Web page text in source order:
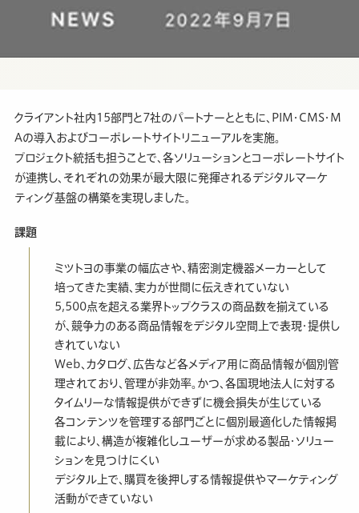
クライアント社内15部門と7社のパートナーとともに、PIM・CMS・M
Aの導入およびコーポレートサイトリニューアルを実施。
プロジェクト統括も担うことで、各ソリューションとコーポレートサイト
が連携し、それぞれの効果が最大限に発揮されるデジタルマーケ
ティング基盤の構築を実現しました。
課題
ミツトヨの事業の幅広さや、精密測定機器メーカーとして
培ってきた実績、実力が世間に伝えきれていない
5,500点を超える業界トップクラスの商品数を揃えている
が、競争力のある商品情報をデジタル空間上で表現・提供し
きれていない
Web、カタログ、広告など各メディア用に商品情報が個別管
理されており、管理が非効率。かつ、各国現地法人に対する
タイムリーな情報提供ができずに機会損失が生じている
各コンテンツを管理する部門ごとに個別最適化した情報掲
載により、構造が複雑化しユーザーが求める製品・ソリュー
ションを見つけにくい
デジタル上で、購買を後押しする情報提供やマーケティング
活動ができていない